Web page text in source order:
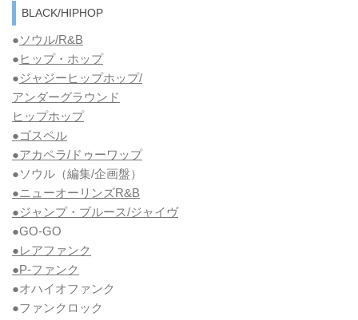
BLACK/HIPHOP
●ソウル/R&B
● ヒップ・ホップ
●ジャジーヒップホップ/
アンダーグラウンド
ヒップホップ
●ゴスペル
●アカペラ/ドゥーワップ
●ソウル （編集/企画盤）
●ニューオーリンズR&B
●ジャンプ・ブルース/ジャイヴ
●GO-GO
●レアファンク
●P-ファンク
●オハイオファンク
●ファンクロック